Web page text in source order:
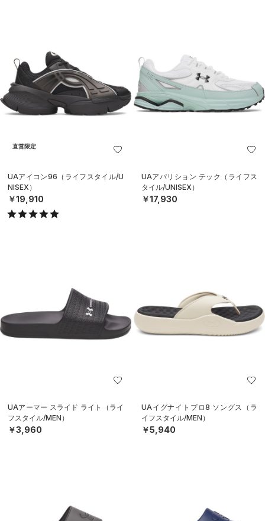
直営限定
UAアイコン96（ライフスタイル/U
NISEX）
￥19,910
UAアパリション テック（ライフス
タイル/UNISEX）
￥17,930
UAアーマー スライド ライト（ライ
フスタイル/MEN）
￥3,960
UAイグナイトプロ8 ソングス（ラ
イフスタイル/MEN）
￥5,940